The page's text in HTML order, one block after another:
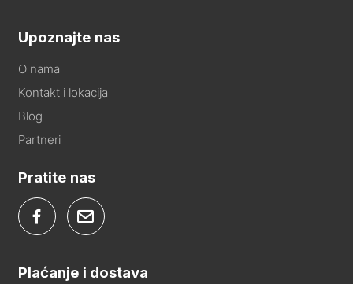
Upoznajte nas
O nama
Kontakt i lokacija
Blog
Partneri
Pratite nas
Plaćanje i dostava